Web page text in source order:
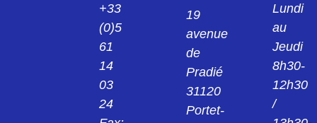
+33
(0)5
61
14
03
24
19
avenue
de
Pradié
31120
Portet-
Lundi
au
Jeudi
8h30-
12h30
/